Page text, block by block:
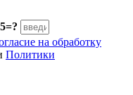
на обработку
Политики